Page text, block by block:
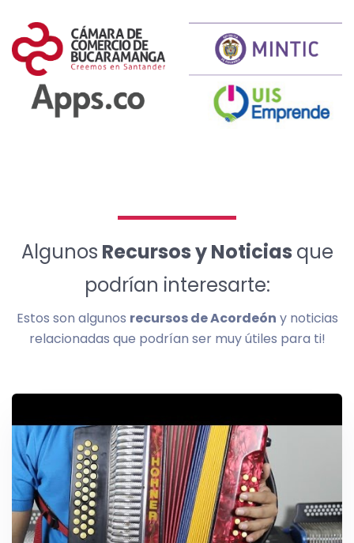
Algunos Recursos y Noticias que
podrían interesarte:
Estos son algunos recursos de Acordeón y noticias
relacionadas que podrían ser muy útiles para ti!